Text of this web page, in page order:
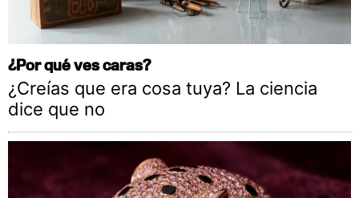
¿Por qué ves caras?
¿Creías que era cosa tuya? La ciencia
dice que no